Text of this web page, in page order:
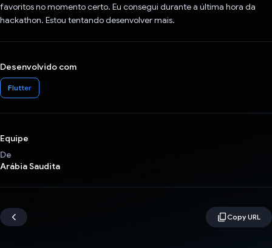
favoritos no momento certo. Eu consegui durante a última hora da
hackathon. Estou tentando desenvolver mais.
Desenvolvido com
Flutter
Equipe
De
Arábia Saudita